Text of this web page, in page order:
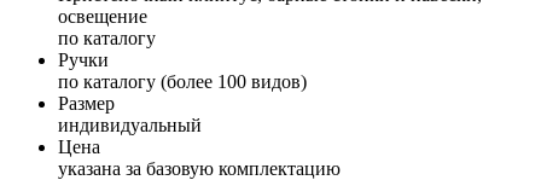
освещение
по каталогу
Ручки
по каталогу (более 100 видов)
Размер
индивидуальный
Цена
указана за базовую комплектацию